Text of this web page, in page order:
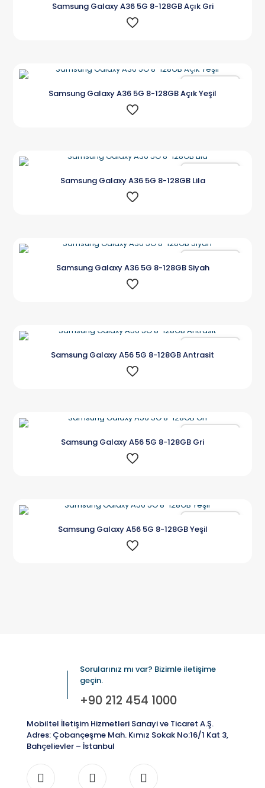
Samsung Galaxy A36 5G 8-128GB Açık Gri
Samsung Galaxy A36 5G 8-128GB Açık Yeşil
Samsung Galaxy A36 5G 8-128GB Lila
Samsung Galaxy A36 5G 8-128GB Siyah
Samsung Galaxy A56 5G 8-128GB Antrasit
Samsung Galaxy A56 5G 8-128GB Gri
Samsung Galaxy A56 5G 8-128GB Yeşil
Sorularınız mı var? Bizimle iletişime
geçin.
+90 212 454 1000
Mobiltel İletişim Hizmetleri Sanayi ve Ticaret A.Ş.
Adres: Çobançeşme Mah. Kımız Sokak No:16/1 Kat 3,
Bahçelievler – İstanbul